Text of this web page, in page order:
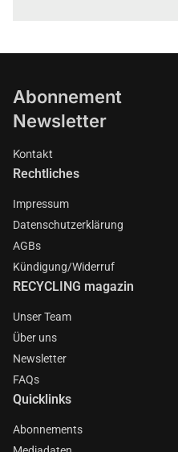
Abonnement
Newsletter
Kontakt
Rechtliches
Impressum
Datenschutzerklärung
AGBs
Kündigung/Widerruf
RECYCLING magazin
Unser Team
Über uns
Newsletter
FAQs
Quicklinks
Abonnements